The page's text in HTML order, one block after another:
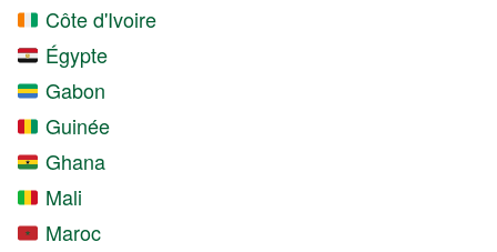
Côte d'Ivoire
Égypte
Gabon
Guinée
Ghana
Mali
Maroc